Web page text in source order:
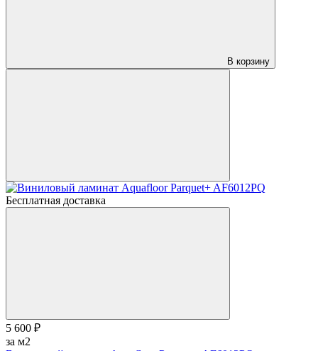
В корзину
Бесплатная доставка
5 600 ₽
за м2